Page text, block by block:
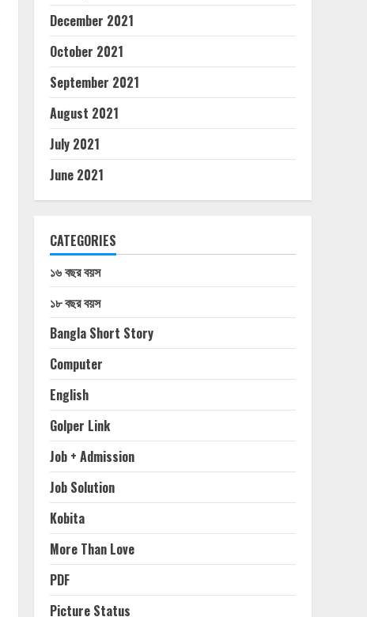
December 2021
October 2021
September 2021
August 2021
July 2021
June 2021
CATEGORIES
১৬ বছর বয়স
১৮ বছর বয়স
Bangla Short Story
Computer
English
Golper Link
Job + Admission
Job Solution
Kobita
More Than Love
PDF
Picture Status